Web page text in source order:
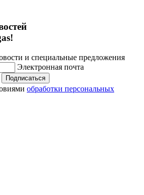
и специальные предложения
Электронная почта
Подписаться
обработки персональных